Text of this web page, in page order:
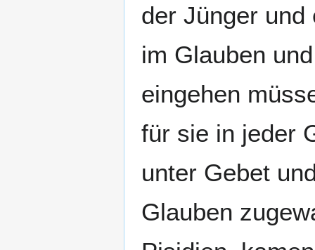
der Jünger
im Glauben
eingehen
für sie in jeder
unter Gebet
Glauben